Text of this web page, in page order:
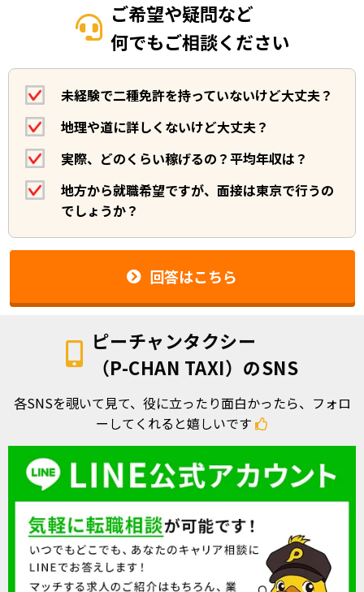
ご希望や疑問など
何でもご相談ください
未経験で二種免許を持っていないけど大丈夫？
地理や道に詳しくないけど大丈夫？
実際、どのくらい稼げるの？平均年収は？
地方から就職希望ですが、面接は東京で行うの
でしょうか？
回答はこちら
ピーチャンタクシー
（P-CHAN TAXI）のSNS
各SNSを覗いて見て、役に立ったり面白かったら、フォロ
ーしてくれると嬉しいです